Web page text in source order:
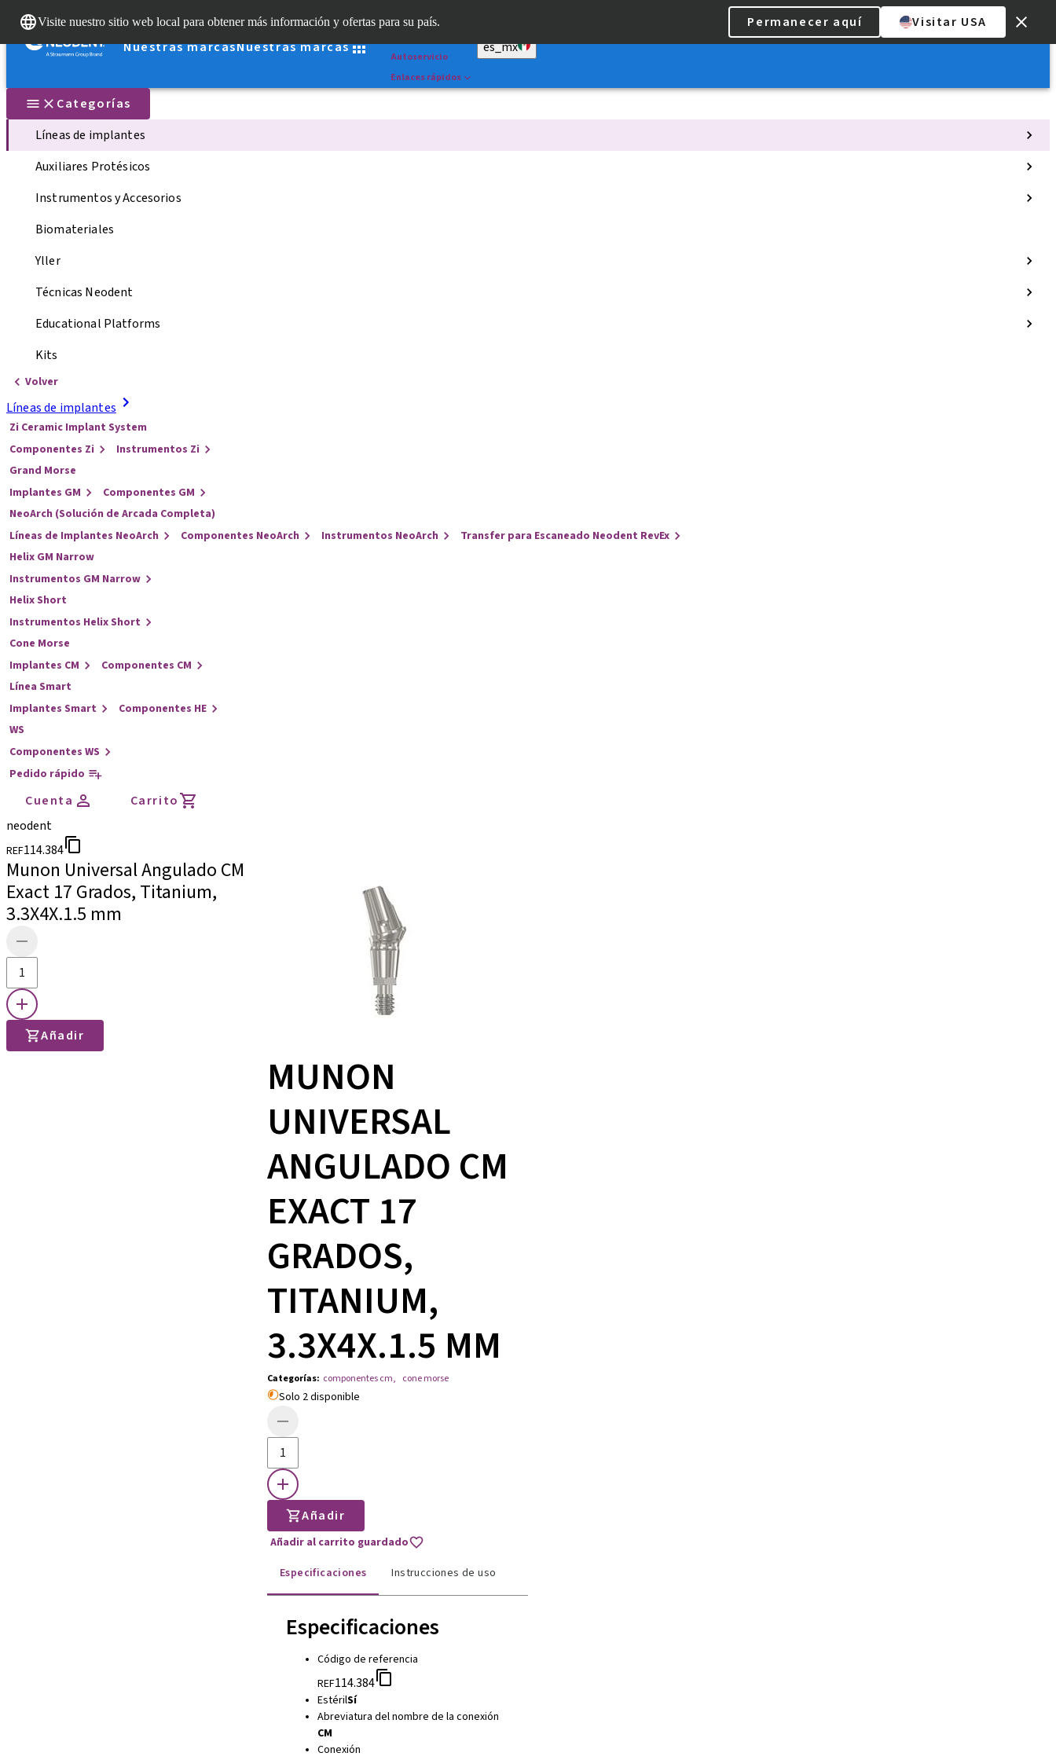
Visite nuestro sitio web local para obtener más información y ofertas para su país. Permanecer aquí
Visitar USA
Nuestras marcasNuestras marcas
Dr. Portal
Autoservicio
Enlaces rápidos
es_mx
Categorías
Líneas de implantes
Auxiliares Protésicos
Instrumentos y Accesorios
Biomateriales
Yller
Técnicas Neodent
Educational Platforms
Kits
Volver
Líneas de implantes
Zi Ceramic Implant System
Componentes Zi
Instrumentos Zi
Grand Morse
Implantes GM
Componentes GM
NeoArch (Solución de Arcada Completa)
Líneas de Implantes NeoArch
Componentes NeoArch Instrumentos NeoArch
Transfer para Escaneado Neodent RevEx
Helix GM Narrow
Instrumentos GM Narrow
Helix Short
Instrumentos Helix Short
Cone Morse
Implantes CM
Componentes CM
Línea Smart
Implantes Smart
Componentes HE
WS
Componentes WS
Pedido rápido
Cuenta
Carrito
neodent
REF114.384
Munon Universal Angulado CM
Exact 17 Grados, Titanium,
3.3X4X.1.5 mm
Añadir
MUNON
UNIVERSAL
ANGULADO CM
EXACT 17
GRADOS,
TITANIUM,
3.3X4X.1.5 MM
Categorías: componentes cm, cone morse
Solo 2 disponible
Añadir
Añadir al carrito guardado
Especificaciones
Instrucciones de uso
Especificaciones
Código de referencia
REF114.384
EstérilSí
Abreviatura del nombre de la conexión
CM
Conexión